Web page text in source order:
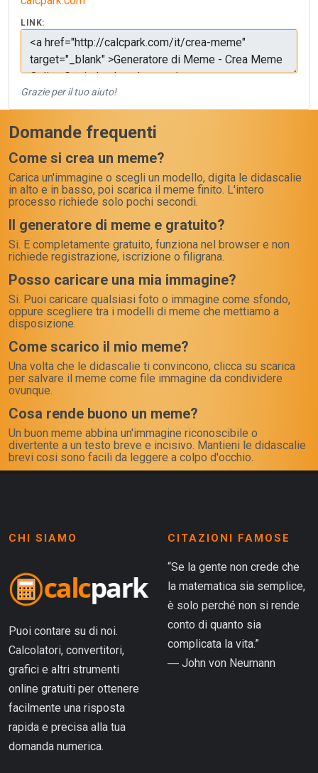
LINK:
Grazie per il tuo aiuto!
Domande frequenti
Come si crea un meme?
Carica un'immagine o scegli un modello, digita le didascalie
in alto e in basso, poi scarica il meme finito. L'intero
processo richiede solo pochi secondi.
Il generatore di meme e gratuito?
Si. E completamente gratuito, funziona nel browser e non
richiede registrazione, iscrizione o filigrana.
Posso caricare una mia immagine?
Si. Puoi caricare qualsiasi foto o immagine come sfondo,
oppure scegliere tra i modelli di meme che mettiamo a
disposizione.
Come scarico il mio meme?
Una volta che le didascalie ti convincono, clicca su scarica
per salvare il meme come file immagine da condividere
ovunque.
Cosa rende buono un meme?
Un buon meme abbina un'immagine riconoscibile o
divertente a un testo breve e incisivo. Mantieni le didascalie
brevi cosi sono facili da leggere a colpo d'occhio.
CHI SIAMO
Puoi contare su di noi.
Calcolatori, convertitori,
grafici e altri strumenti
online gratuiti per ottenere
facilmente una risposta
rapida e precisa alla tua
domanda numerica.
CITAZIONI FAMOSE
“Se la gente non crede che
la matematica sia semplice,
è solo perché non si rende
conto di quanto sia
complicata la vita.”
― John von Neumann